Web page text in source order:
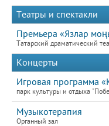
Театры и спектакли
Премьера «Язлар
Татарский драматический
Концерты
Игровая программа
парк культуры и отдыха
Музыкотерапия
Органный зал